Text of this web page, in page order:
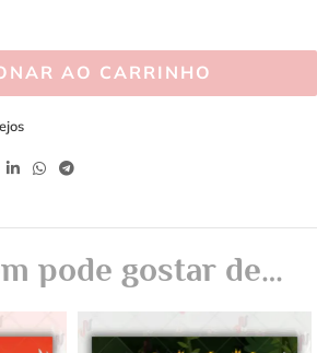
AO CARRINHO
pode gostar de…